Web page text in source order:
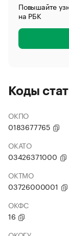
Повышайте
на РБК
Коды
ОКПО
0183677765
ОКАТО
03426371000
ОКТМО
03726000001
ОКФС
16